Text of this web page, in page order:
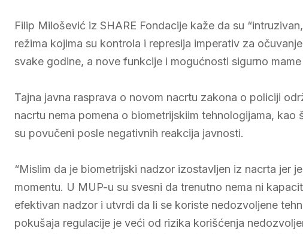
Filip Milošević iz SHARE Fondacije kaže da su
režima kojima su kontrola i represija imperativ za
svake godine, a nove funkcije i mogućnosti sigurno
Tajna javna rasprava o novom nacrtu zakona o policiji
nacrtu nema pomena o biometrijskiim tehnologijama,
su povučeni posle negativnih reakcija javnosti.
“Mislim da je biometrijski nadzor izostavljen iz nacrta jer
momentu. U MUP-u su svesni da trenutno nema ni
efektivan nadzor i utvrdi da li se koriste nedozvoljene
pokušaja regulacije je veći od rizika korišćenja